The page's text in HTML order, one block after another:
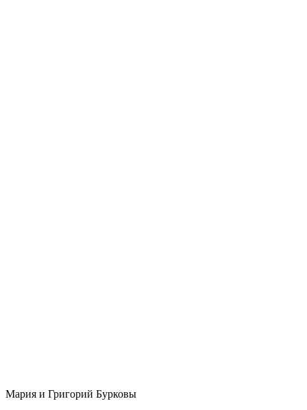
Мария и Григорий Бурковы